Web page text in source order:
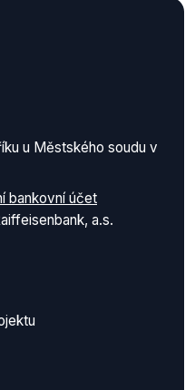
u Městského soudu v
bankovní účet
a.s.